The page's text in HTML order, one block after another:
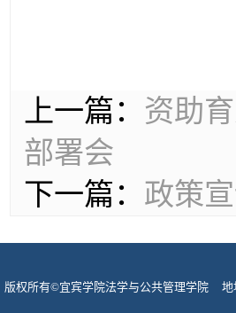
上一篇： 资助
部署会
下一篇： 政策
版权所有©宜宾学院法学与公共管理学院 地